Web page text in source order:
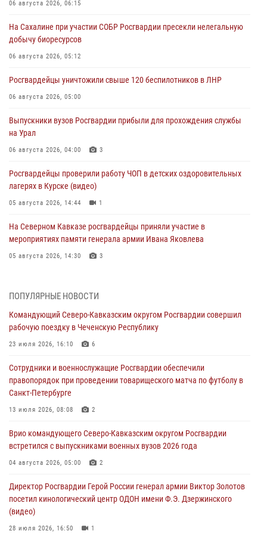
06 августа 2026, 06:15
На Сахалине при участии СОБР Росгвардии пресекли нелегальную
добычу биоресурсов
06 августа 2026, 05:12
Росгвардейцы уничтожили свыше 120 беспилотников в ЛНР
06 августа 2026, 05:00
Выпускники вузов Росгвардии прибыли для прохождения службы
на Урал
06 августа 2026, 04:00 3
Росгвардейцы проверили работу ЧОП в детских оздоровительных
лагерях в Курске (видео)
05 августа 2026, 14:44 1
На Северном Кавказе росгвардейцы приняли участие в
мероприятиях памяти генерала армии Ивана Яковлева
05 августа 2026, 14:30 3
организации незаконной миграции в Подмосковье (видео)
В Великом Новгороде СОБР Росгвардии оказал содействие в
задержании подозреваемых в причинении имущественного ущерба
Формулу безопасности показал спецназ Росгвардии юным
динамовцам Свердловской области
05 августа 2026, 13:50
В столице росгвардейцы задержали мужчину, устроившего дебош в
букмекерской конторе (видео)
05 августа 2026, 13:25
ПОПУЛЯРНЫЕ НОВОСТИ
Командующий Северо-Кавказским округом Росгвардии совершил
рабочую поездку в Чеченскую Республику
23 июля 2026, 16:10 6
Сотрудники и военнослужащие Росгвардии обеспечили
правопорядок при проведении товарищеского матча по футболу в
Санкт-Петербурге
13 июля 2026, 08:08 2
Врио командующего Северо-Кавказским округом Росгвардии
встретился с выпускниками военных вузов 2026 года
04 августа 2026, 05:00 2
Директор Росгвардии Герой России генерал армии Виктор Золотов
посетил кинологический центр ОДОН имени Ф.Э. Дзержинского
(видео)
28 июля 2026, 16:50 1